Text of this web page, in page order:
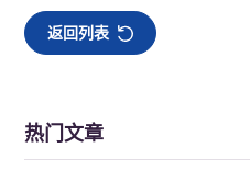
返回列表
热门文章